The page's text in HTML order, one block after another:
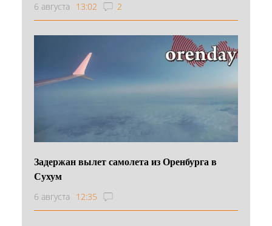
6 августа 13:02 2
Задержан вылет самолета из Оренбурга в
Сухум
6 августа 12:35